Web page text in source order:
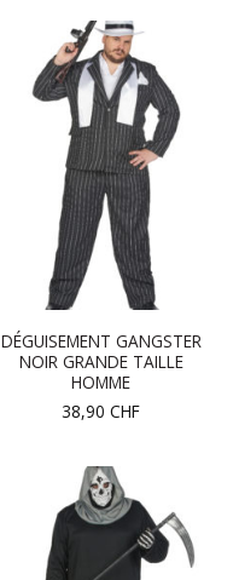
DÉGUISEMENT GANGSTER
NOIR GRANDE TAILLE
HOMME
38,90 CHF